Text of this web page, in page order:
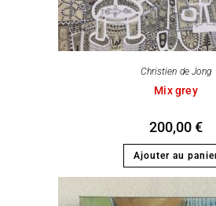
Christien de Jong
Mix grey
200,00€
Ajouter au